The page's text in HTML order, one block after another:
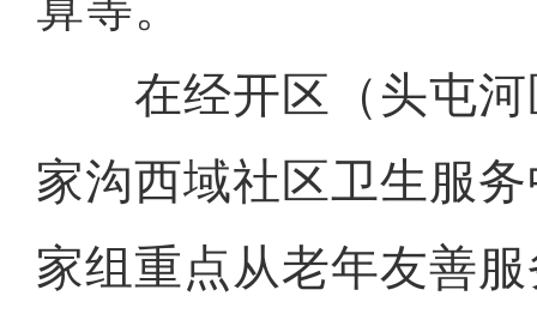
在经开区（头屯河
家沟西域社区卫生服
家组重点从老年友善